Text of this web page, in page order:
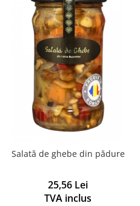
Salată de ghebe din pădure
25,56 Lei
TVA inclus